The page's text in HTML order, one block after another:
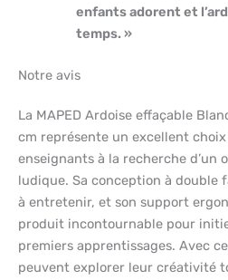
enfants adorent et
temps. »
Notre avis
La MAPED Ardoise effaçable
cm représente un excellent
enseignants à la recherche
ludique. Sa conception à double
à entretenir, et son support
produit incontournable pour
premiers apprentissages. Avec
peuvent explorer leur créativité